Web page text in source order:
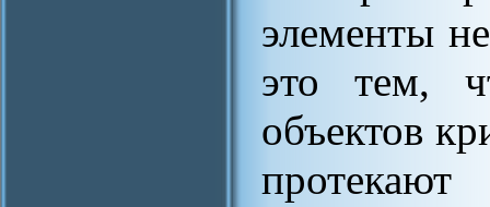
элементы
это тем,
объектов